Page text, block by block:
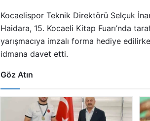
Kocaelispor Teknik Direktörü Selçuk
Haidara, 15. Kocaeli Kitap Fuarı’nda
yarışmacıya imzalı forma hediye
idmana davet etti.
Göz Atın